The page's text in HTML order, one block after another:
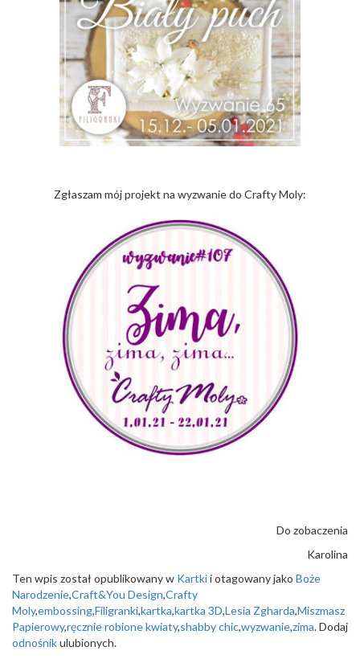
Zgłaszam mój projekt na wyzwanie do Crafty Moly:
Do zobaczenia
Karolina
Ten wpis został opublikowany w Kartkii otagowany jako Boże
Narodzenie,Craft&You Design,Crafty
Moly,embossing,Filigranki,kartka,kartka 3D,Lesia Zgharda,Miszmasz
Papierowy,ręcznie robione kwiaty,shabby chic,wyzwanie,zima. Dodaj
odnośnikulubionych.